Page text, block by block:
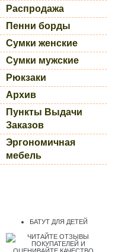
Распродажа
Пенни борды
Сумки женские
Сумки мужские
Рюкзаки
Архив
Пункты Выдачи
Заказов
Эргономичная
мебель
БАТУТ ДЛЯ ДЕТЕЙ